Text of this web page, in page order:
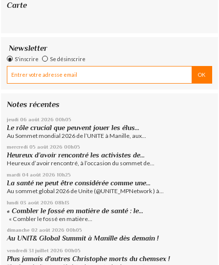
Carte
Newsletter
S'inscrire Se désinscrire
Notes récentes
jeudi 06 août 2026 00h05
Le rôle crucial que peuvent jouer les élus...
Au Sommet mondial 2026 de l’UNITE à Manille, aux...
mercredi 05 août 2026 00h05
Heureux d’avoir rencontré les activistes de...
Heureux d’avoir rencontré, à l’occasion du sommet de...
mardi 04 août 2026 10h25
La santé ne peut être considérée comme une...
Au sommet global 2026 de Unite (@UNITE_MPNetwork ) à...
lundi 03 août 2026 08h13
« Combler le fossé en matière de santé : le...
« Combler le fossé en matière...
dimanche 02 août 2026 00h05
Au UNIT& Global Summit à Manille dès demain !
vendredi 31 juillet 2026 00h05
Plus jamais d'autres Christophe morts du chemsex !